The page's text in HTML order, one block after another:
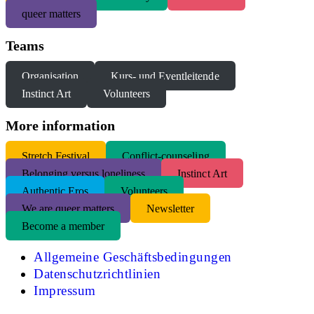
queer matters
Teams
Organisation
Kurs- und Eventleitende
Instinct Art
Volunteers
More information
Stretch Festival
Conflict-counseling
Belonging versus loneliness
Instinct Art
Authentic Eros
Volunteers
We are queer matters
Newsletter
Become a member
Allgemeine Geschäftsbedingungen
Datenschutzrichtlinien
Impressum